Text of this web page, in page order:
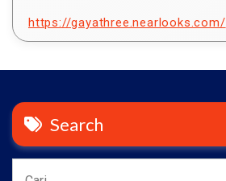
https://gayathree.nearlooks.com/
Search